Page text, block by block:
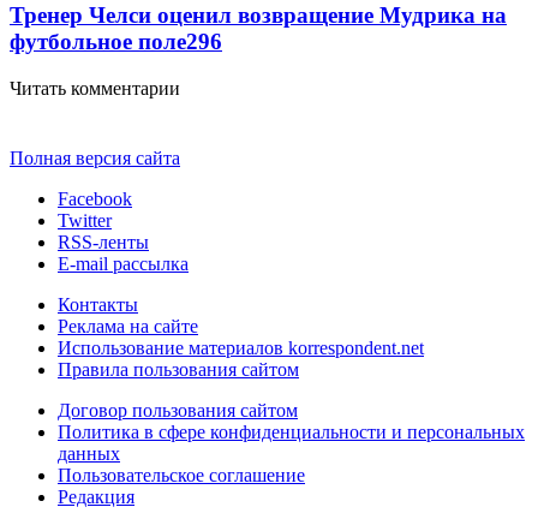
Тренер Челси оценил возвращение Мудрика на
футбольное поле296
Читать комментарии
Полная версия сайта
Facebook
Twitter
RSS-ленты
E-mail рассылка
Контакты
Реклама на сайте
Использование материалов korrespondent.net
Правила пользования сайтом
Договор пользования сайтом
Политика в сфере конфиденциальности и персональных
данных
Пользовательское соглашение
Редакция